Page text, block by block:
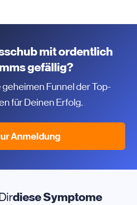
mit ordentlich
gefällig?
geheimen Funnel der Top-
für Deinen Erfolg.
Anmeldung
diese Symptome